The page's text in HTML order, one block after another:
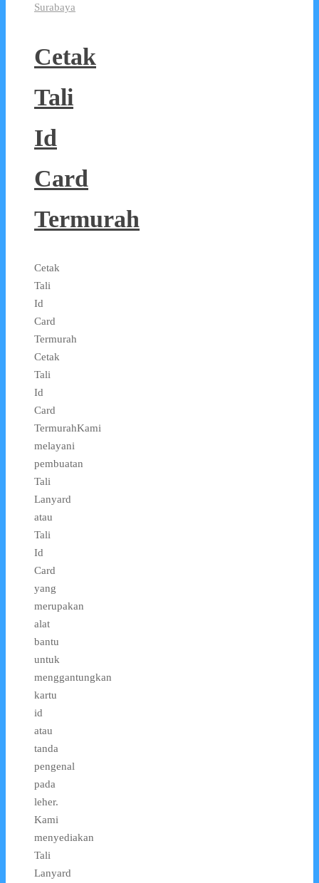
Surabaya
Cetak
Tali
Id
Card
Termurah
Cetak
Tali
Id
Card
Termurah
Cetak
Tali
Id
Card
TermurahKami
melayani
pembuatan
Tali
Lanyard
atau
Tali
Id
Card
yang
merupakan
alat
bantu
untuk
menggantungkan
kartu
id
atau
tanda
pengenal
pada
leher.
Kami
menyediakan
Tali
Lanyard